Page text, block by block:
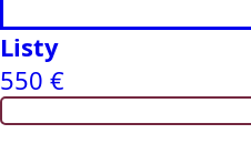
Listy
550 €